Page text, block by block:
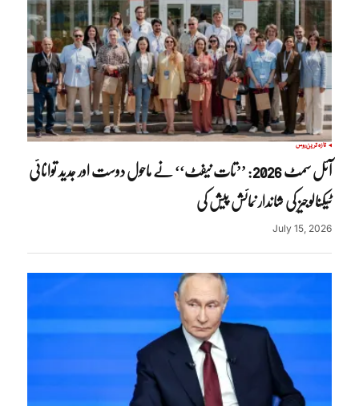
تازہ ترینروس
آئل سمٹ 2026: ’’تات نیفٹ‘‘ نے ماحول دوست اور جدید توانائی
ٹیکنالوجیز کی شاندار نمائش پیش کی
July 15, 2026